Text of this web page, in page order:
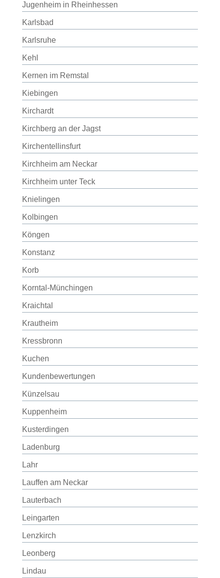
Jugenheim in Rheinhessen
Karlsbad
Karlsruhe
Kehl
Kernen im Remstal
Kiebingen
Kirchardt
Kirchberg an der Jagst
Kirchentellinsfurt
Kirchheim am Neckar
Kirchheim unter Teck
Knielingen
Kolbingen
Köngen
Konstanz
Korb
Korntal-Münchingen
Kraichtal
Krautheim
Kressbronn
Kuchen
Kundenbewertungen
Künzelsau
Kuppenheim
Kusterdingen
Ladenburg
Lahr
Lauffen am Neckar
Lauterbach
Leingarten
Lenzkirch
Leonberg
Lindau